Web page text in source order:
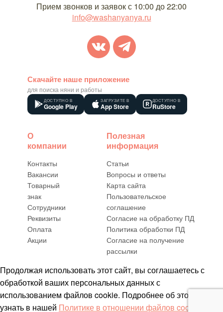
Прием звонков и заявок с 10:00 до 22:00
info@washanyanya.ru
Скачайте наше приложение
для поиска няни и работы
ДОСТУПНО В
Google Play
ЗАГРУЗИТЕ В
App Store
ДОСТУПНО В
RuStore
О
компании
Контакты
Вакансии
Товарный
знак
Сотрудники
Реквизиты
Оплата
Акции
Полезная
информация
Статьи
Вопросы и ответы
Карта сайта
Пользовательское
соглашение
Согласие на обработку ПД
Политика обработки ПД
Согласие на получение
рассылки
Продолжая использовать этот сайт, вы соглашаетесь с
обработкой ваших персональных данных с
использованием файлов cookie. Подробнее об этом можно
узнать в нашей Политике в отношении файлов cookie